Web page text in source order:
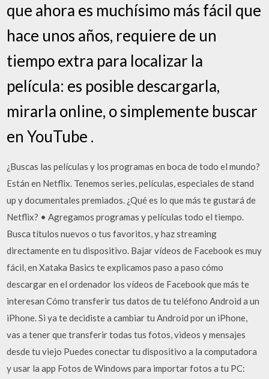
que ahora es muchísimo más fácil que
hace unos años, requiere de un
tiempo extra para localizar la
película: es posible descargarla,
mirarla online, o simplemente buscar
en YouTube .
¿Buscas las películas y los programas en boca de todo el mundo?
Están en Netflix. Tenemos series, películas, especiales de stand
up y documentales premiados. ¿Qué es lo que más te gustará de
Netflix? • Agregamos programas y películas todo el tiempo.
Busca títulos nuevos o tus favoritos, y haz streaming
directamente en tu dispositivo. Bajar vídeos de Facebook es muy
fácil, en Xataka Basics te explicamos paso a paso cómo
descargar en el ordenador los vídeos de Facebook que más te
interesan Cómo transferir tus datos de tu teléfono Android a un
iPhone. Si ya te decidiste a cambiar tu Android por un iPhone,
vas a tener que transferir todas tus fotos, videos y mensajes
desde tu viejo Puedes conectar tu dispositivo a la computadora
y usar la app Fotos de Windows para importar fotos a tu PC: